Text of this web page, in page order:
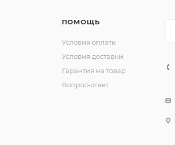
ПОМОЩЬ
Условия оплаты
Условия доставки
Гарантия на товар
Вопрос-ответ